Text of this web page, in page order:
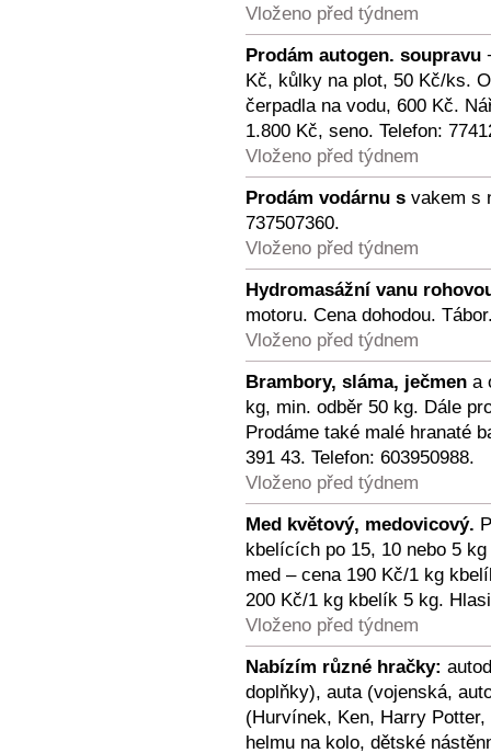
Vloženo před týdnem
Prodám autogen. soupravu
Kč, kůlky na plot, 50 Kč/ks.
čerpadla na vodu, 600 Kč.
1.800 Kč, seno. Telefon:
Vloženo před týdnem
Prodám vodárnu s vakem s
737507360.
Vloženo před týdnem
Hydromasážní vanu
motoru. Cena dohodou.
Vloženo před týdnem
Brambory, sláma, ječmen a
kg, min. odběr 50 kg. Dále
Prodáme také malé hranaté
391 43. Telefon: 603950988.
Vloženo před týdnem
Med květový, medovicový.
kbelících po 15, 10 nebo 5
med – cena 190 Kč/1 kg
200 Kč/1 kg kbelík 5 kg.
Vloženo před týdnem
Nabízím různé hračky:
doplňky), auta (vojenská,
(Hurvínek, Ken, Harry
helmu na kolo, dětské